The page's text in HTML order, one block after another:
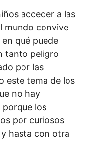
acceder a las
mundo convive
qué puede
tanto peligro
por las
este tema de los
no hay
porque los
por curiosos
hasta con otra